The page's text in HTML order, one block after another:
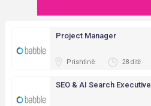
Project Manager
Prishtinë 28 ditë
SEO & AI Search Executive